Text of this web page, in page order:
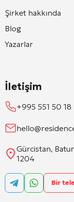
Şirket hakkında
Blog
Yazarlar
İletişim
+995 551 50 18
Gürcistan,
1204
Bir